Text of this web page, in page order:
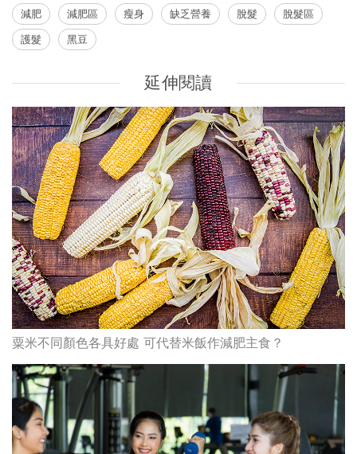
減肥 減肥區 瘦身 缺乏營養 脫髮
脫髮區
護髮
黑豆
延伸閱讀
粟米不同顏色各具好處 可代替米飯作減肥主食？